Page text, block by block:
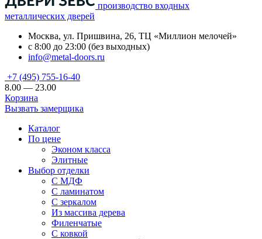
производство входных
металлических дверей
Москва, ул. Пришвина, 26, ТЦ «Миллион мелочей»
с 8:00 до 23:00 (без выходных)
info@metal-doors.ru
+7 (495) 755-16-40
8.00 — 23.00
Корзина
Вызвать замерщика
Каталог
По цене
Эконом класса
Элитные
Выбор отделки
С МДФ
С ламинатом
С зеркалом
Из массива дерева
Филенчатые
С ковкой